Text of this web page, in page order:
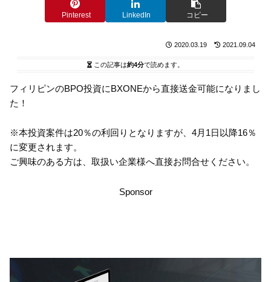
Pinterest LinkedIn コピー
2020.03.19 2021.09.04
この記事は約4分で読めます。
フィリピンのBPO投資にBXONEから直接送金可能になりまし
た！
※本投資案件は20％の利回りとなりますが、4月1日以降16％
に変更されます。
ご興味のある方は、取扱い企業様へ直接お問合せください。
Sponsor